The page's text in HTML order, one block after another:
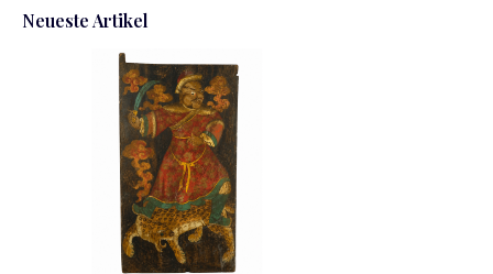
Neueste Artikel